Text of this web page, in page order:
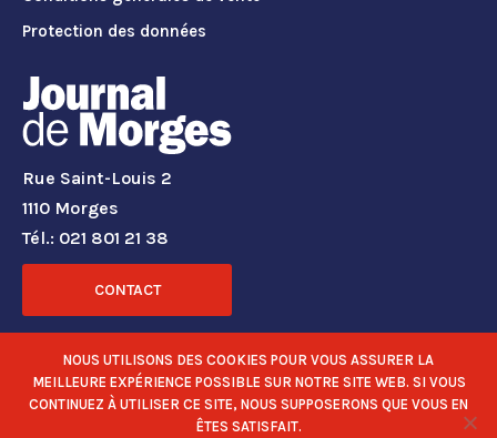
Protection des données
Rue Saint-Louis 2
1110 Morges
Tél.: 021 801 21 38
CONTACT
RÉSEAUX SOCIAUX
NOUS UTILISONS DES COOKIES POUR VOUS ASSURER LA
MEILLEURE EXPÉRIENCE POSSIBLE SUR NOTRE SITE WEB. SI VOUS
CONTINUEZ À UTILISER CE SITE, NOUS SUPPOSERONS QUE VOUS EN
ÊTES SATISFAIT.